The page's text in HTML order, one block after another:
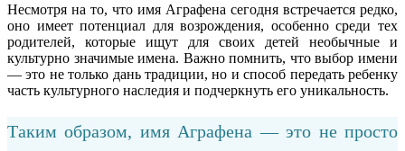
Несмотря на то, что имя Аграфена сегодня встречается редко,
оно имеет потенциал для возрождения, особенно среди тех
родителей, которые ищут для своих детей необычные и
культурно значимые имена. Важно помнить, что выбор имени
— это не только дань традиции, но и способ передать ребенку
часть культурного наследия и подчеркнуть его уникальность.
Таким образом, имя Аграфена — это не просто